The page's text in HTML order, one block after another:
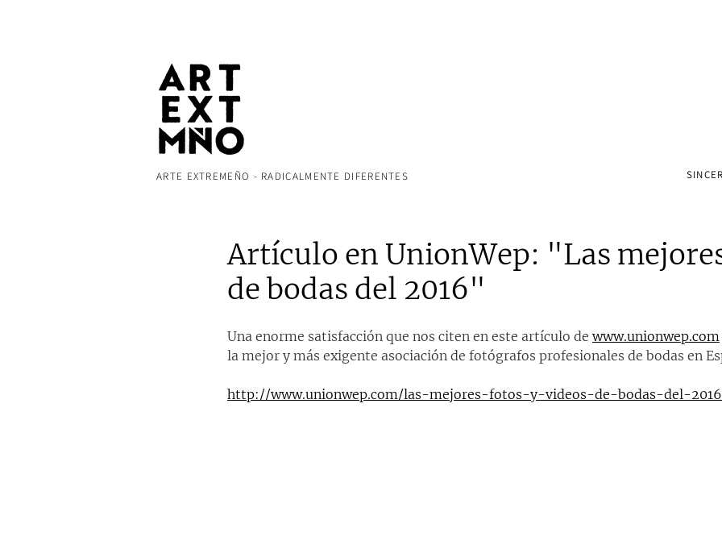
ARTE EXTREMEÑO - RADICALMENTE DIFERENTES
Artículo en UnionWep: "Las
de bodas del 2016"
Una enorme satisfacción que nos citen en este artículo de www.unionwep.com
la mejor y más exigente asociación de fotógrafos profesionales de bodas en
http://www.unionwep.com/las-mejores-fotos-y-videos-de-bodas-del-